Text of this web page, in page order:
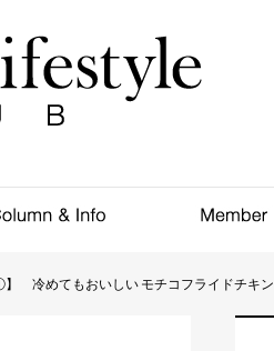
】 冷めてもおいしい モチコフライドチキン